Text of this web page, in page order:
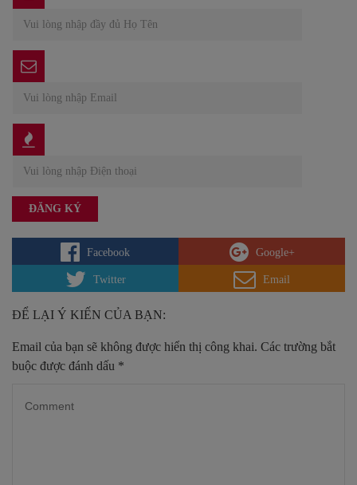
Facebook Google+
Twitter Email
ĐỂ LẠI Ý KIẾN CỦA BẠN:
Email của bạn sẽ không được hiển thị công khai. Các trường bắt
buộc được đánh dấu *